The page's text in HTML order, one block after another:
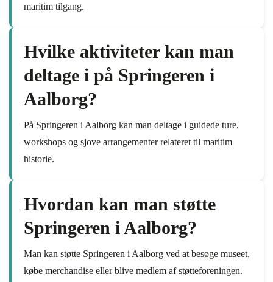
maritim tilgang.
Hvilke aktiviteter kan man
deltage i på Springeren i
Aalborg?
På Springeren i Aalborg kan man deltage i guidede ture,
workshops og sjove arrangementer relateret til maritim
historie.
Hvordan kan man støtte
Springeren i Aalborg?
Man kan støtte Springeren i Aalborg ved at besøge museet,
købe merchandise eller blive medlem af støtteforeningen.